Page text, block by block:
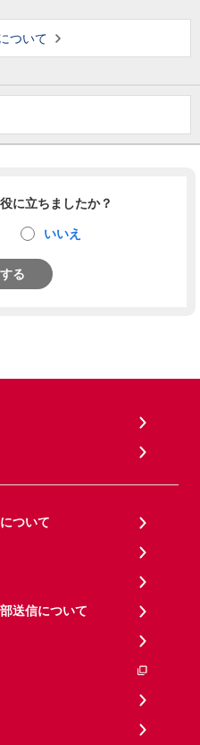
ついて
に立ちましたか？
いいえ
る
ついて
送信について